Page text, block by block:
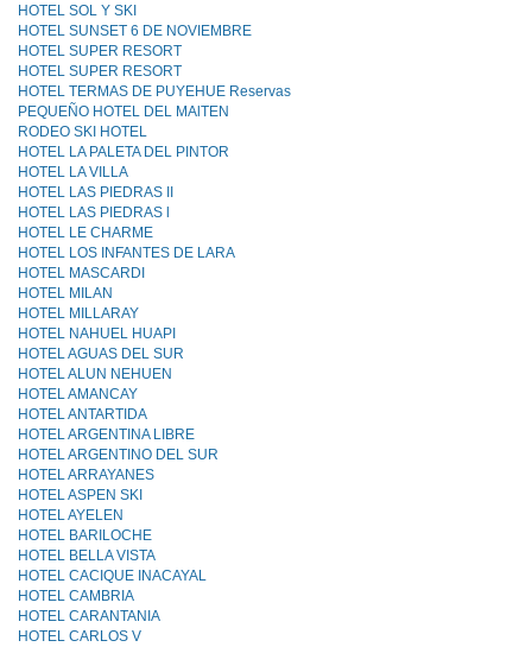
HOTEL SOL Y SKI
HOTEL SUNSET 6 DE NOVIEMBRE
HOTEL SUPER RESORT
HOTEL SUPER RESORT
HOTEL TERMAS DE PUYEHUE Reservas
PEQUEÑO HOTEL DEL MAlTEN
RODEO SKI HOTEL
HOTEL LA PALETA DEL PINTOR
HOTEL LA VILLA
HOTEL LAS PIEDRAS II
HOTEL LAS PIEDRAS l
HOTEL LE CHARME
HOTEL LOS INFANTES DE LARA
HOTEL MASCARDI
HOTEL MILAN
HOTEL MILLARAY
HOTEL NAHUEL HUAPI
HOTEL AGUAS DEL SUR
HOTEL ALUN NEHUEN
HOTEL AMANCAY
HOTEL ANTARTIDA
HOTEL ARGENTINA LIBRE
HOTEL ARGENTINO DEL SUR
HOTEL ARRAYANES
HOTEL ASPEN SKI
HOTEL AYELEN
HOTEL BARILOCHE
HOTEL BELLA VISTA
HOTEL CACIQUE INACAYAL
HOTEL CAMBRIA
HOTEL CARANTANIA
HOTEL CARLOS V